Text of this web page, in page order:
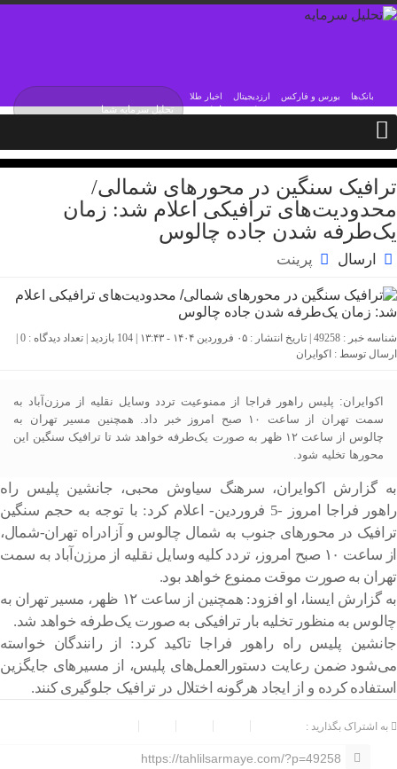
اخبار طلا ارزدیجیتال بورس و فارکس بانک‌ها
جمعه / ۱۶ مرداد / ۱۴۰۵
ترافیک سنگین در محورهای شمالی/
محدودیت‌های ترافیکی اعلام شد: زمان
یک‌طرفه شدن جاده چالوس
ارسال پرینت
شناسه خبر : 49258 | تاریخ انتشار : ۰۵ فروردین ۱۴۰۴ - ۱۳:۴۳ | 104 بازدید | تعداد دیدگاه : 0
ارسال توسط : اکوایران
اکوایران: پلیس راهور فراجا از ممنوعیت تردد وسایل نقلیه از مرزن‌آباد به
سمت تهران از ساعت ۱۰ صبح امروز خبر داد. همچنین مسیر تهران به
چالوس از ساعت ۱۲ ظهر به صورت یک‌طرفه خواهد شد تا ترافیک سنگین این
محورها تخلیه شود.
به گزارش اکوایران، سرهنگ سیاوش محبی، جانشین پلیس راه
راهور فراجا امروز -5 فروردین- اعلام کرد: با توجه به حجم سنگین
ترافیک در محورهای جنوب به شمال چالوس و آزادراه تهران-شمال،
از ساعت ۱۰ صبح امروز، تردد کلیه وسایل نقلیه از مرزن‌آباد به سمت
تهران به صورت موقت ممنوع خواهد بود.
به گزارش ایسنا، او افزود: همچنین از ساعت ۱۲ ظهر، مسیر تهران به
چالوس به منظور تخلیه بار ترافیکی به صورت یک‌طرفه خواهد شد.
جانشین پلیس راه راهور فراجا تاکید کرد: از رانندگان خواسته
می‌شود ضمن رعایت دستورالعمل‌های پلیس، از مسیرهای جایگزین
استفاده کرده و از ایجاد هرگونه اختلال در ترافیک جلوگیری کنند.
به اشتراک بگذارید :
https://tahlilsarmaye.com/?p=49258